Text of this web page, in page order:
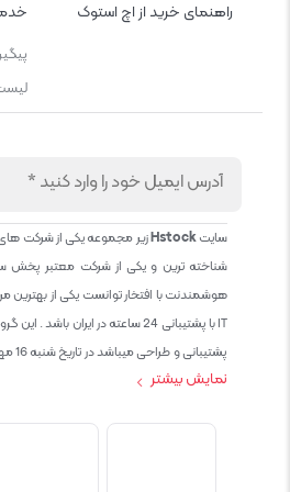
راهنمای خرید از اچ استوک
سایتHstockزیر مجموعه یکی از شرکت
هوشمندنت با افتخار توانست یکی از بهترین
نمایش بیشتر